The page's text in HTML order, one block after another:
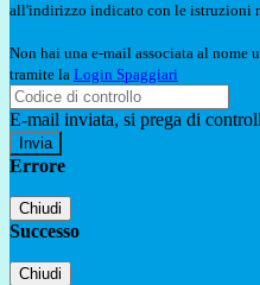
all'indirizzo indicato con le istruzioni
Non hai una e-mail associata al nome
tramite la Login Spaggiari
E-mail inviata, si prega di
Errore
Chiudi
Successo
Chiudi